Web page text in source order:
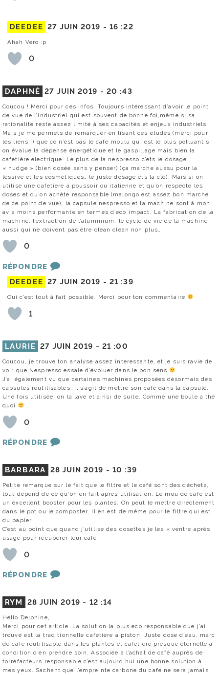
DEEDEE 27 JUIN 2019 - 16 :22
Ahah Véro :p
0
DAPHNÉ 27 JUIN 2019 - 20 :43
Coucou ! Merci pour ces infos. Toujours intéressant d’avoir le point
de vue de l’industriel qui est souvent de bonne foi,même si sa
rationalité reste assez limité à ses capacités et enjeux industriels.
Mais je me permets de remarquer en lisant ces études (merci pour
les liens !) que ce n’est pas le café moulu qui est le plus polluant si
on évalue la dépense énergétique et le gaspillage mais bien la
cafetière électrique. Le plus de la nespresso c’ets le dosage
« nudge » (bien dosée sans y penser) (ça marche aussu pour la
lessive et les cosmétiques… le juste dosage ets la clé). Mais si on
utilise une cafetière à poussoir ou italienne et qu’on respecte les
doses et qu’on achète responsable (malongo est assez bon marché
de ce point de vue), la capsule nespresso et la machine sont à mon
avis moins performante en termes d’eco impact. La fabrication de la
machine, l’extraction de l’aluminium, le cycle de vie de la machine
aussi qui ne doivent pas être clean clean non plus…
0
RÉPONDRE
DEEDEE 27 JUIN 2019 - 21 :39
Oui c’est tout à fait possible. Merci pour ton commentaire
1
LAURIE 27 JUIN 2019 - 21 :00
Coucou, je trouve ton analyse assez interessante, et je suis ravie de
voir que Nespresso essaie d’évoluer dans le bon sens
J’ai également vu que certaines machines proposées désormais des
capsules réutilisables. Il s’agit de mettre son café dans la capsule.
Une fois utilisée, on la lave et ainsi de suite. Comme une boule à thé
quoi
0
RÉPONDRE
BARBARA 28 JUIN 2019 - 10 :39
Petite remarque sur le fait que le filtre et le café sont des déchets,
tout dépend de ce qu’on en fait après utilisation. Le mou de café est
un excellent booster pour les plantes. On peut le mettre directement
dans le pot ou le composter. Il en est de même pour le filtre qui est
du papier.
C’est au point que quand j’utilise des dosettes je les « ventre après
usage pour récupérer leur café.
0
RÉPONDRE
RYM 28 JUIN 2019 - 12 :14
Hello Delphine,
Merci pour cet article. La solution la plus eco responsable que j’ai
trouvé est la traditionnelle cafetière a piston. Juste dose d’eau, marc
de café réutilisable dans les plantes et cafetière presque éternelle à
condition d’en prendre soin. Associée à l’achat de café auprès de
torréfacteurs responsable c’est aujourd’hui une bonne solution à
mes yeux. Sachant que l’empreinte carbone du café ne sera jamais